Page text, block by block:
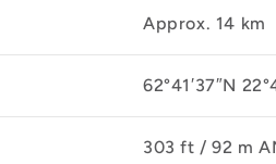
Approx. 14 km
62°41′37″N
303 ft / 92 m